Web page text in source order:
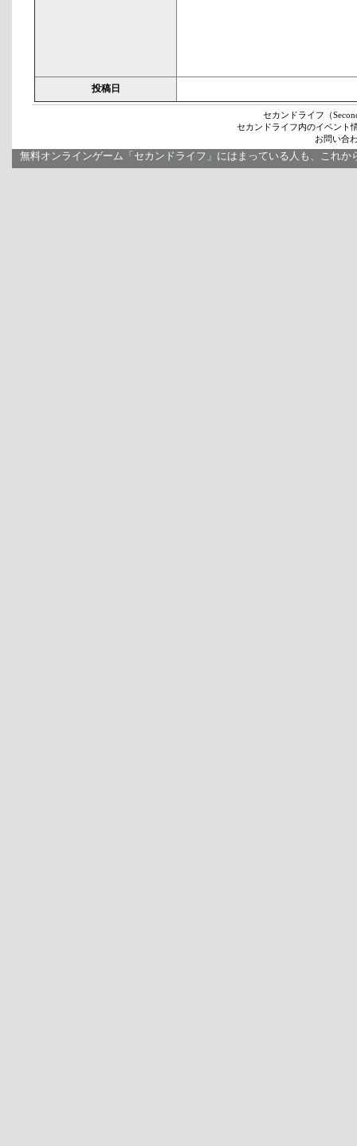
投稿日
セカンドライフ（
セカンドライフ内のイベント
お問い合
無料オンラインゲーム「セカンドライフ」にはまっている人も、これ